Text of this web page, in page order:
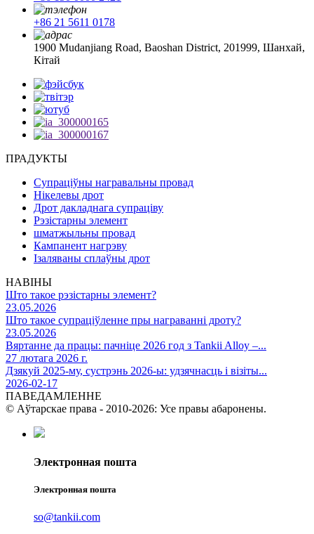
+86 21 5611 0178
1900 Mudanjiang Road, Baoshan District, 201999, Шанхай,
Кітай
ПРАДУКТЫ
Супраціўны награвальны провад
Нікелевы дрот
Дрот дакладнага супраціву
Рэзістарны элемент
шматжыльны провад
Кампанент нагрэву
Ізаляваны сплаўны дрот
НАВІНЫ
Што такое рэзістарны элемент?
23.05.2026
Што такое супраціўленне пры награванні дроту?
23.05.2026
Вяртанне да працы: пачніце 2026 год з Tankii Alloy –...
27 лютага 2026 г.
Дзякуй 2025-му, сустрэнь 2026-ы: удзячнасць і візіты...
2026-02-17
ПАВЕДАМЛЕННЕ
© Аўтарскае права - 2010-2026: Усе правы абаронены.
Электронная пошта
Электронная пошта
so@tankii.com